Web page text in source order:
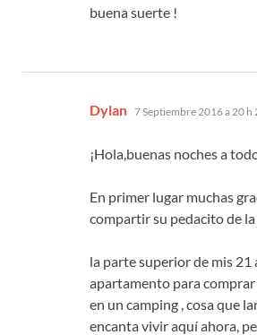
buena suerte !
Dylan dice:
7 Septiembre 2016 a 20 h
¡Hola,buenas noches a
En primer lugar muchas
compartir su pedacito de
la parte superior de mis 21
apartamento para comprar
en un camping , cosa que
encanta vivir aquí ahora,